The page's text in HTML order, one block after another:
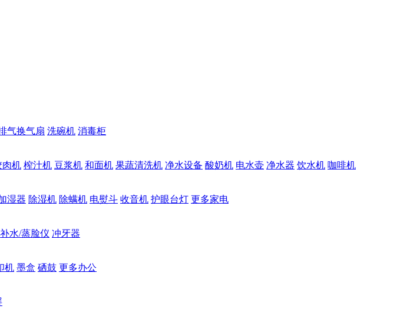
气换气扇 洗碗机 消毒柜
肉机 榨汁机 豆浆机 和面机 果蔬清洗机 净水设备 酸奶机 电水壶 净水器 饮水机 咖啡机
湿器 除湿机 除螨机 电熨斗 收音机 护眼台灯 更多家电
补水/蒸脸仪 冲牙器
机 墨盒 硒鼓 更多办公